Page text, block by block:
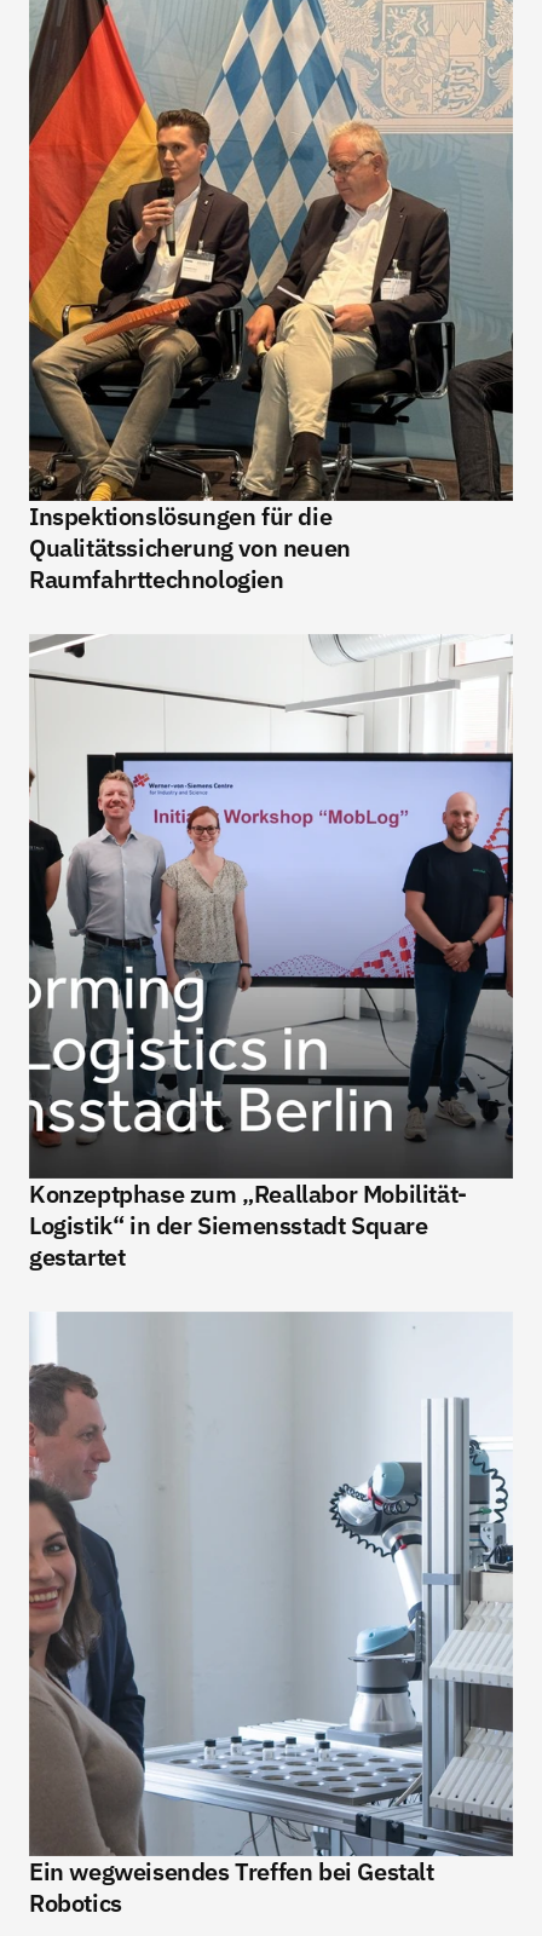
Inspektionslösungen für die
Qualitätssicherung von neuen
Raumfahrttechnologien
Konzeptphase zum „Reallabor Mobilität-
Logistik“ in der Siemensstadt Square
gestartet
Ein wegweisendes Treffen bei Gestalt
Robotics